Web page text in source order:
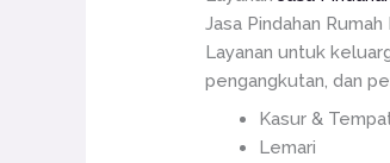
Jasa Pindahan
Layanan untuk
pengangkutan, dan
Kasur &
Lemari